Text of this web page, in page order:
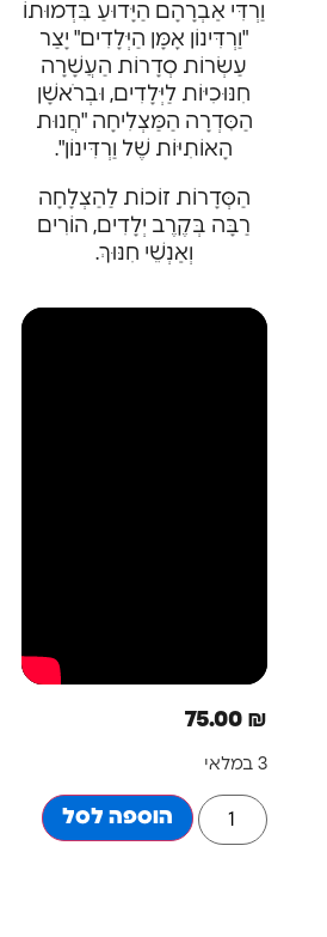
וַרְדִּי אַבְרָהָם הַיָּדוּעַ בִּדְמוּתוֹ
"וַרְדִּינוֹן אָמָּן הַיְּלָדִים" יָצַר
עַשְׂרוֹת סְדָרוֹת הַעֲשָׁרָה
חִנּוּכִיּוֹת לַיְּלָדִים, וּבְרֹאשָׁן
הַסִּדְרָה הַמַּצְלִיחָה "חֲנוּת
הָאוֹתִיּוֹת שֶׁל וַרְדִּינוֹן".
הַסְּדָרוֹת זוֹכוֹת לַהַצְלָחָה
רַבָּה בְּקֶרֶב יְלָדִים, הוֹרִים
וְאַנְשֵׁי חִנּוּךְ.
75.00
הוספה לסל